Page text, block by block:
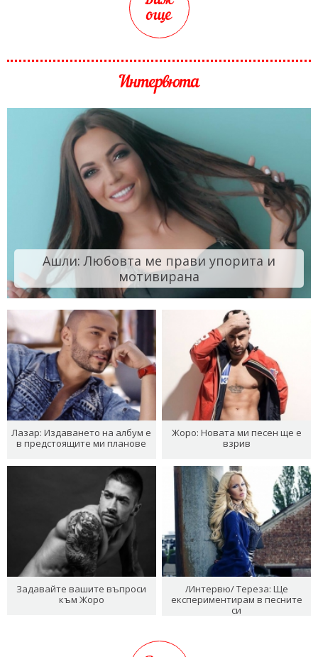
още
Интервюта
Ашли: Любовта ме прави упорита и
мотивирана
Лазар: Издаването на албум е
в предстоящите ми планове
Жоро: Новата ми песен ще е
взрив
Задавайте вашите въпроси
към Жоро
/Интервю/ Тереза: Ще
експериментирам в песните
си